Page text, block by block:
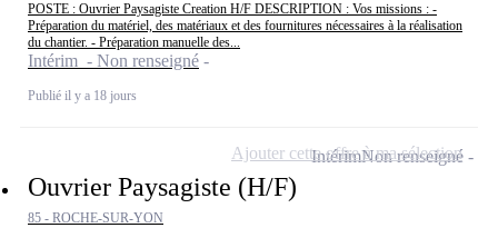
POSTE : Ouvrier Paysagiste Creation H/F DESCRIPTION : Vos missions : -
Préparation du matériel, des matériaux et des fournitures nécessaires à la réalisation
du chantier. - Préparation manuelle des...
Intérim - Non renseigné
Publié il y a 18 jours
Ouvrier Paysagiste (H/F)
85 - ROCHE-SUR-YON
IntérimNon renseigné
Ajouter cette offre à ma sélection